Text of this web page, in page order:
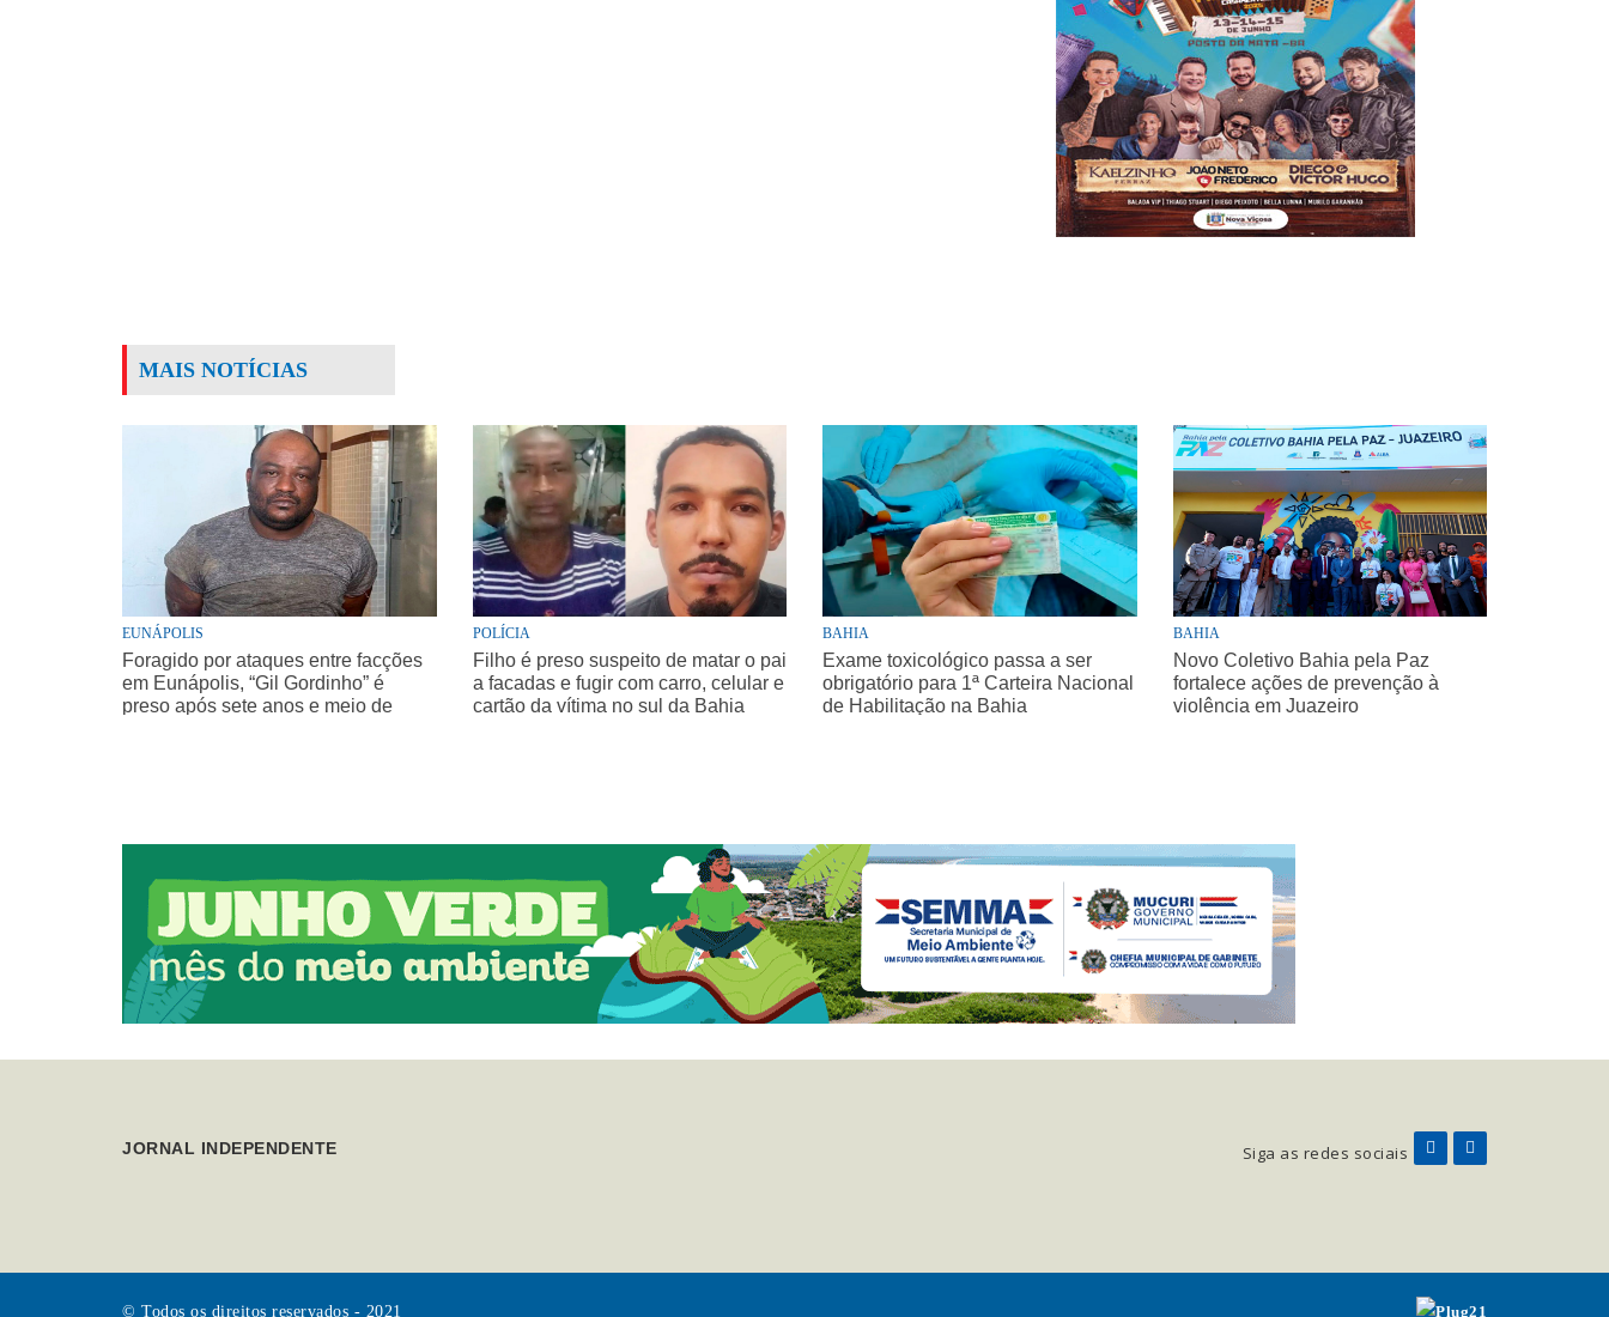
MAIS NOTÍCIAS
EUNÁPOLIS
Foragido por ataques entre facções
em Eunápolis, “Gil Gordinho” é
preso após sete anos e meio de
POLÍCIA
Filho é preso suspeito de matar o pai
a facadas e fugir com carro, celular e
cartão da vítima no sul da Bahia
BAHIA
Exame toxicológico passa a ser
obrigatório para 1ª Carteira Nacional
de Habilitação na Bahia
BAHIA
Novo Coletivo Bahia pela Paz
fortalece ações de prevenção à
violência em Juazeiro
JORNAL INDEPENDENTE Siga as redes sociais
© Todos os direitos reservados - 2021